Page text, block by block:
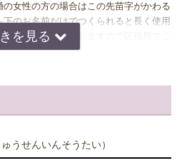
がおすすめです。女性用は、13.5ミリ
れません。女性用は、10.5ミリがおす
、当店で分類上分けさせて頂いており
た場合でも、実印や認印として、また
の女性の方の場合はこの先苗字がかわる
のお名前だけでつくられると長く使用
録できない所もありますので区役所でご
がいいかと思いますので当店では風格を
深いものなら読みやすい印相体をオスス
お客様
うせんいんそうたい）